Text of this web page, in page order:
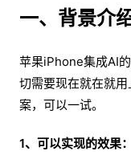
一、背景介
苹果iPhone集成AI
切需要现在就在就
案，可以一试。
1、可以实现的效果：